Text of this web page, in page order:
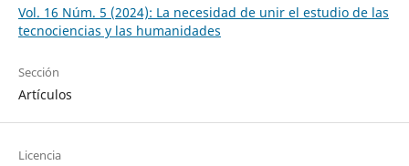
Vol. 16 Núm. 5 (2024): La necesidad de unir el estudio de las
tecnociencias y las humanidades
Sección
Artículos
Licencia